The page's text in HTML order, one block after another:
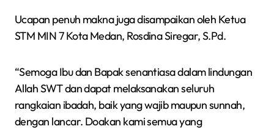
Ucapan penuh makna juga disampaikan oleh Ketua
STM MIN 7 Kota Medan, Rosdina Siregar, S.Pd.
“Semoga Ibu dan Bapak senantiasa dalam lindungan
Allah SWT dan dapat melaksanakan seluruh
rangkaian ibadah, baik yang wajib maupun sunnah,
dengan lancar. Doakan kami semua yang